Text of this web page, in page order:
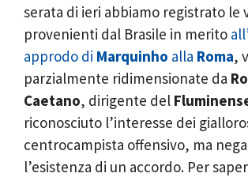
serata di ieri abbiamo registrato le
provenienti dal Brasile in merito
approdo di Marquinho alla Roma,
parzialmente ridimensionate da
Caetano, dirigente del
riconosciuto l’interesse dei
centrocampista offensivo, ma
l’esistenza di un accordo. Per